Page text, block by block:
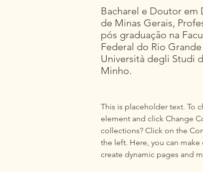
Bacharel e Doutor em
de Minas Gerais,
pós graduação na
Federal do Rio
Università degli Studi
Minho.
This is placeholder text. To
element and click Change
collections? Click on the
the left. Here, you can
create dynamic pages and